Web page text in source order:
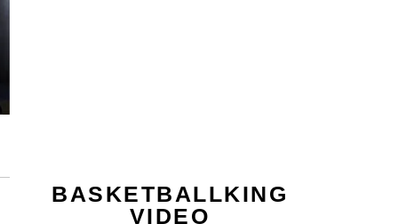
BASKETBALLKING
VIDEO